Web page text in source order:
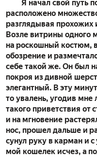
Я начал свой путь
расположено
разглядывая
Возле витрины одного
на роскошный костюм,
обозрение и
себе такой же. Он был
покроя из дивной
элегантный. В эту
то увалень, угодив
такого приветствия от
и на мгновение
нос, прошел дальше и
сунул руку в карман и
мой кошелек исчез, а